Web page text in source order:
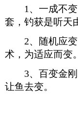
1、一成不变
套，钓获是听天
2、随机应变
术，为适应而变。
3、百变金刚
让鱼去变。